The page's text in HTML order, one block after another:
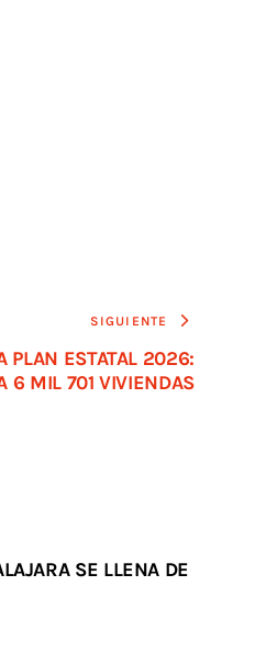
SIGUIENTE
PLAN ESTATAL 2026:
6 MIL 701 VIVIENDAS
SE LLENA DE